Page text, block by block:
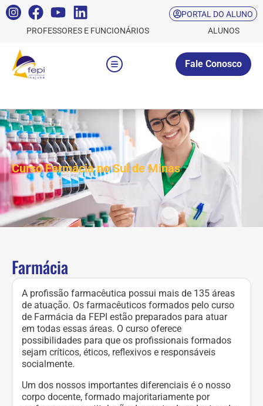
PORTAL DO ALUNO
PROFESSORES E FUNCIONÁRIOS
ALUNOS
Fale Conosco
Curso Farmácia no Sul de Minas
Farmácia
A profissão farmacêutica possui mais de 135 áreas
de atuação. Os farmacêuticos formados pelo curso
de Farmácia da FEPI estão preparados para atuar
em todas essas áreas. O curso oferece
possibilidades para que os profissionais formados
sejam críticos, éticos, reflexivos e responsáveis
socialmente.
Um dos nossos importantes diferenciais é o nosso
corpo docente, formado majoritariamente por